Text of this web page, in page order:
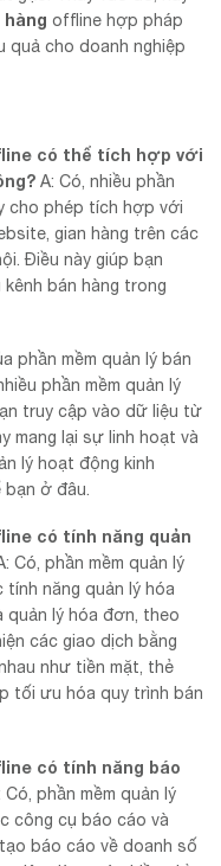
hàng offline hợp pháp
quả cho doanh nghiệp
có thể tích hợp với
A: Có, nhiều phần
cho phép tích hợp với
gian hàng trên các
Điều này giúp bạn
bán hàng trong
phần mềm quản lý bán
phần mềm quản lý
truy cập vào dữ liệu từ
mang lại sự linh hoạt và
lý hoạt động kinh
ở đâu.
có tính năng quản
Có, phần mềm quản lý
năng quản lý hóa
lý hóa đơn, theo
các giao dịch bằng
như tiền mặt, thẻ
tối ưu hóa quy trình bán
có tính năng báo
Có, phần mềm quản lý
công cụ báo cáo và
báo cáo về doanh số